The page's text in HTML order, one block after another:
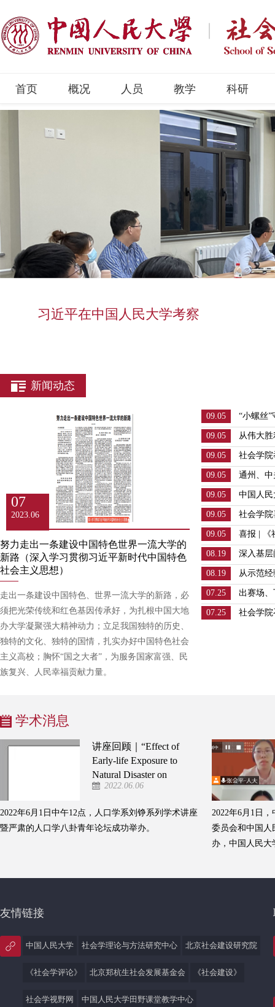
首页 概况 人员 教学 科研
习近平在中国人民大学考察
新闻动态
07
2023.06
努力走出一条建设中国特色世界一流大学的
新路（深入学习贯彻习近平新时代中国特色
社会主义思想）
走出一条建设中国特色、世界一流大学的新路，必
须把光荣传统和红色基因传承好，为扎根中国大地
办大学凝聚强大精神动力；立足我国独特的历史、
独特的文化、独特的国情，扎实办好中国特色社会
主义高校；胸怀“国之大者”，为服务国家富强、民
族复兴、人民幸福贡献力量。
09.05
“小螺丝
障纪念大
09.05
从伟大
院党委
式
09.05
社会学院
见面会
09.05
通州、中
报到！
09.05
中国人
研内蒙
09.05 社会学院
09.05
喜报 | 《
源期刊
08.19
深入基
大学新
08.19
从示范
时代社
07.25
出赛场
新生代
07.25 社会学
学术消息
讲座回顾｜“Effect of
Early-life Exposure to
Natural Disaster on
Child Development”讲
2022.06.06
2022年6月1日中午12点，人口学系刘铮系列学术讲座
暨严肃的人口学八卦青年论坛成功举办。
2022年6月1日
委员会和中国人
办，中国人民
友情链接
中国人民大学 社会学理论与方法研究中心 北京社会建设研究院
《社会学评论》 北京郑杭生社会发展基金会 《社会建设》
社会学视野网 中国人民大学田野课堂教学中心